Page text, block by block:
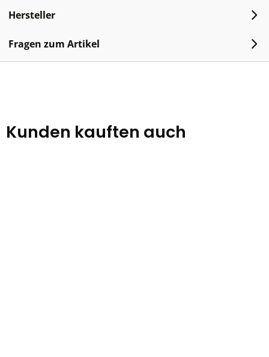
Hersteller
Fragen zum Artikel
Kunden kauften auch